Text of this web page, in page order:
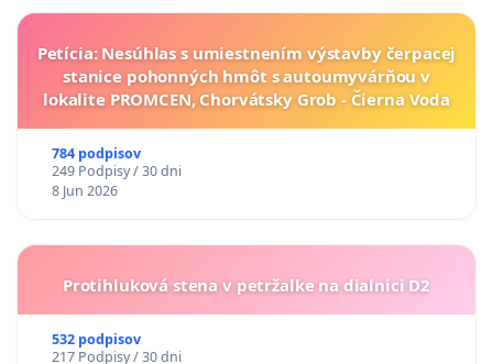
Petícia: Nesúhlas s umiestnením výstavby čerpacej
stanice pohonných hmôt s autoumyvárňou v
lokalite PROMCEN, Chorvátsky Grob - Čierna Voda
784 podpisov
249 Podpisy / 30 dni
8 Jun 2026
Protihluková stena v petržalke na dialnici D2
532 podpisov
217 Podpisy / 30 dni